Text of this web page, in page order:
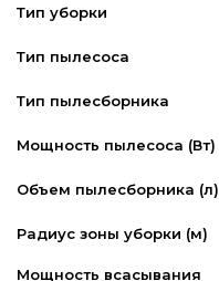
Тип уборки
Тип пылесоса
Тип пылесборника
Мощность пылесоса (Вт)
Объем пылесборника (л)
Радиус зоны уборки (м)
Мощность всасывания